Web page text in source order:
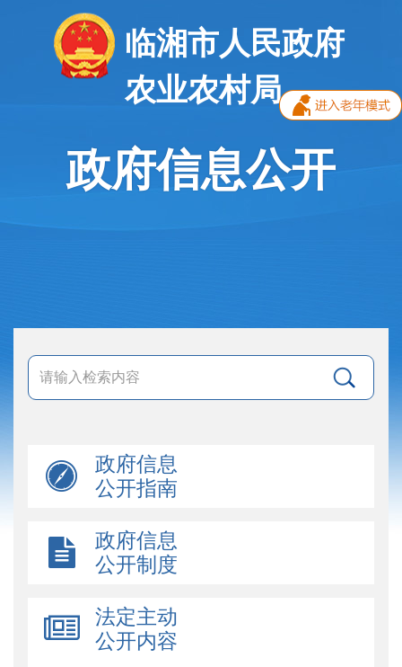
临湘市人民政府
农业农村局
政府信息公开
政府信息
公开指南
政府信息
公开制度
法定主动
公开内容